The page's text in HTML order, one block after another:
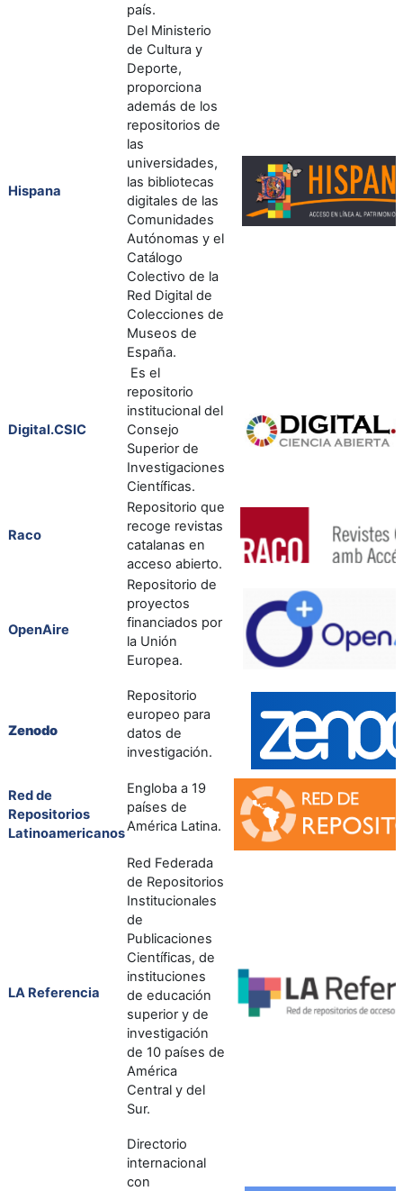
país.
Hispana
Del Ministerio
de Cultura y
Deporte,
proporciona
además de los
repositorios de
las
universidades,
las bibliotecas
digitales de las
Comunidades
Autónomas y el
Catálogo
Colectivo de la
Red Digital de
Colecciones de
Museos de
España.
Digital.CSIC
Es el
repositorio
institucional del
Consejo
Superior de
Investigaciones
Científicas.
Raco
Repositorio que
recoge revistas
catalanas en
acceso abierto.
OpenAire
Repositorio de
proyectos
financiados por
la Unión
Europea.
Zenodo
Repositorio
europeo para
datos de
investigación.
Red de
Repositorios
Latinoamericanos
Engloba a 19
países de
América Latina.
LA Referencia
Red Federada
de Repositorios
Institucionales
de
Publicaciones
Científicas, de
instituciones
de educación
superior y de
investigación
de 10 países de
América
Central y del
Sur.
Directorio
internacional
con